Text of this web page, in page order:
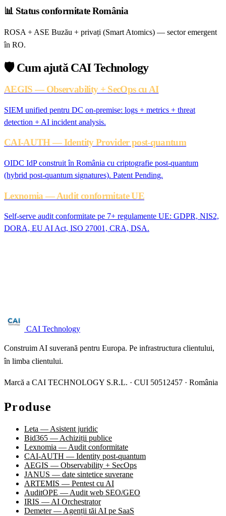
📊Status conformitate România
ROSA + ASE Buzău + privați (Smart Atomics) — sector emergent
în RO.
🛡️Cum ajută CAI Technology
AEGIS — Observability + SecOps cu AI
SIEM unified pentru DC on-premise: logs + metrics + threat
detection + AI incident analysis.
CAI-AUTH — Identity Provider post-quantum
OIDC IdP construit în România cu criptografie post-quantum
(hybrid post-quantum signatures). Patent Pending.
Lexnomia — Audit conformitate UE
Self-serve audit conformitate pe 7+ regulamente UE: GDPR, NIS2,
DORA, EU AI Act, ISO 27001, CRA, DSA.
CAI Technology
Construim AI suverană pentru Europa. Pe infrastructura clientului,
în limba clientului.
Marcă a CAI TECHNOLOGY S.R.L. · CUI 50512457 · România
Produse
Leta — Asistent juridic
Bid365 — Achiziții publice
Lexnomia — Audit conformitate
CAI-AUTH — Identity post-quantum
AEGIS — Observability + SecOps
JANUS — date sintetice suverane
ARTEMIS — Pentest cu AI
AuditOPE — Audit web SEO/GEO
IRIS — AI Orchestrator
Demeter — Agenții tăi AI pe SaaS